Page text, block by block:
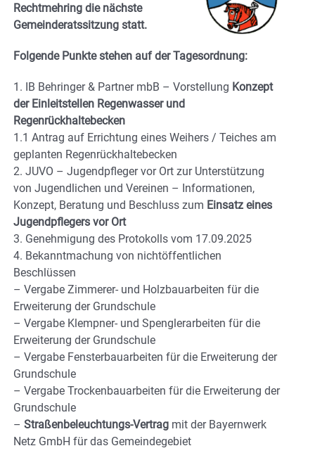
Rechtmehring die nächste
Gemeinderatssitzung statt.
Folgende Punkte stehen auf der Tagesordnung:
1. IB Behringer & Partner mbB – Vorstellung Konzept
der Einleitstellen Regenwasser und
Regenrückhaltebecken
1.1 Antrag auf Errichtung eines Weihers / Teiches am
geplanten Regenrückhaltebecken
2. JUVO – Jugendpfleger vor Ort zur Unterstützung
von Jugendlichen und Vereinen – Informationen,
Konzept, Beratung und Beschluss zum Einsatz eines
Jugendpflegers vor Ort
3. Genehmigung des Protokolls vom 17.09.2025
4. Bekanntmachung von nichtöffentlichen
Beschlüssen
– Vergabe Zimmerer- und Holzbauarbeiten für die
Erweiterung der Grundschule
– Vergabe Klempner- und Spenglerarbeiten für die
Erweiterung der Grundschule
– Vergabe Fensterbauarbeiten für die Erweiterung der
Grundschule
– Vergabe Trockenbauarbeiten für die Erweiterung der
Grundschule
– Straßenbeleuchtungs-Vertrag mit der Bayernwerk
Netz GmbH für das Gemeindegebiet